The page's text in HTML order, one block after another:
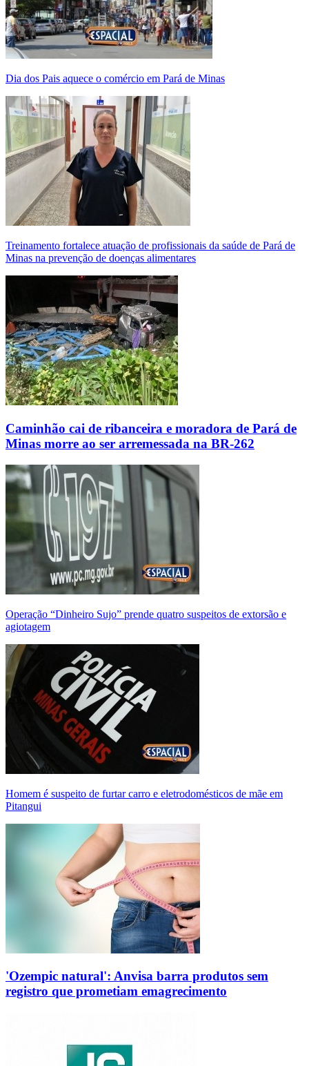
Dia dos Pais aquece o comércio em Pará de Minas
Treinamento fortalece atuação de profissionais da saúde de Pará de
Minas na prevenção de doenças alimentares
Caminhão cai de ribanceira e moradora de Pará de
Minas morre ao ser arremessada na BR-262
Operação “Dinheiro Sujo” prende quatro suspeitos de extorsão e
agiotagem
Homem é suspeito de furtar carro e eletrodomésticos de mãe em
Pitangui
'Ozempic natural': Anvisa barra produtos sem
registro que prometiam emagrecimento